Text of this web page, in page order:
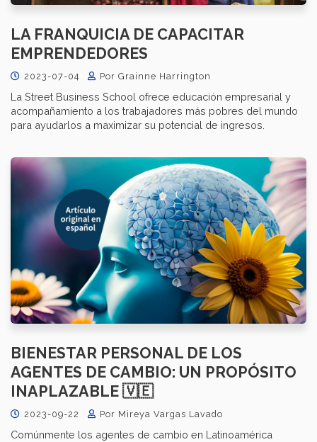
LA FRANQUICIA DE CAPACITAR
EMPRENDEDORES
2023-07-04 Por Grainne Harrington
La Street Business School ofrece educación empresarial y
acompañamiento a los trabajadores más pobres del mundo
para ayudarlos a maximizar su potencial de ingresos.
BIENESTAR PERSONAL DE LOS
AGENTES DE CAMBIO: UN PROPÓSITO
INAPLAZABLE 🇻🇪
2023-09-22 Por Mireya Vargas Lavado
Comúnmente los agentes de cambio en Latinoamérica